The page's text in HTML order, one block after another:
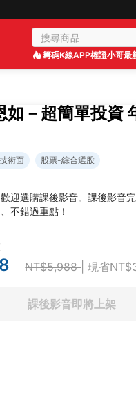
籌碼K線APP權證小哥最
如－超簡單投資
術面 股票-綜合選股
迎選購課後影音。課後影音
不錯過重點！
NT$5,988| 現省
課後影音即將上架